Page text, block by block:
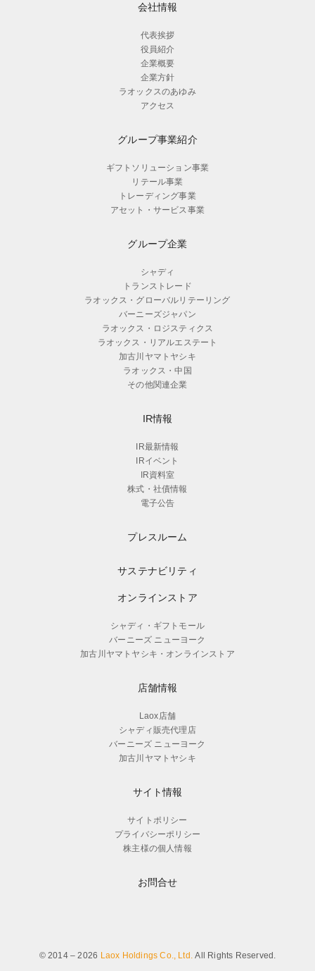
会社情報
代表挨拶
役員紹介
企業概要
企業方針
ラオックスのあゆみ
アクセス
グループ事業紹介
ギフトソリューション事業
リテール事業
トレーディング事業
アセット・サービス事業
グループ企業
シャディ
トランストレード
ラオックス・グローバルリテーリング
バーニーズジャパン
ラオックス・ロジスティクス
ラオックス・リアルエステート
加古川ヤマトヤシキ
ラオックス・中国
その他関連企業
IR情報
IR最新情報
IRイベント
IR資料室
株式・社債情報
電子公告
プレスルーム
サステナビリティ
オンラインストア
シャディ・ギフトモール
バーニーズ ニューヨーク
加古川ヤマトヤシキ・オンラインストア
店舗情報
Laox店舗
シャディ販売代理店
バーニーズ ニューヨーク
加古川ヤマトヤシキ
サイト情報
サイトポリシー
プライバシーポリシー
株主様の個人情報
お問合せ
© 2014 – 2026 Laox Holdings Co., Ltd. All Rights Reserved.